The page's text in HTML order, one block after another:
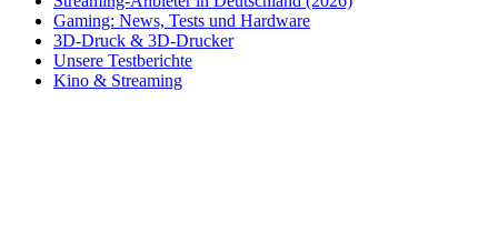
Gaming: News, Tests und Hardware
3D-Druck & 3D-Drucker
Unsere Testberichte
Kino & Streaming